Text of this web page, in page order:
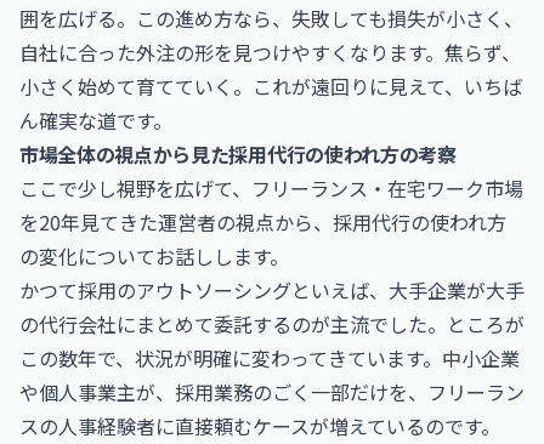
囲を広げる。この進め方なら、失敗しても損失が小さく、
自社に合った外注の形を見つけやすくなります。焦らず、
小さく始めて育てていく。これが遠回りに見えて、いちば
ん確実な道です。
市場全体の視点から見た採用代行の使われ方の考察
ここで少し視野を広げて、フリーランス・在宅ワーク市場
を20年見てきた運営者の視点から、採用代行の使われ方
の変化についてお話しします。
かつて採用のアウトソーシングといえば、大手企業が大手
の代行会社にまとめて委託するのが主流でした。ところが
この数年で、状況が明確に変わってきています。中小企業
や個人事業主が、採用業務のごく一部だけを、フリーラン
スの人事経験者に直接頼むケースが増えているのです。